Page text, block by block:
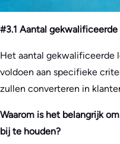
#3.1 Aantal gekwalificeerde
Het aantal gekwalificeerde
voldoen aan specifieke
zullen converteren in
Waarom is het belangrijk
bij te houden?